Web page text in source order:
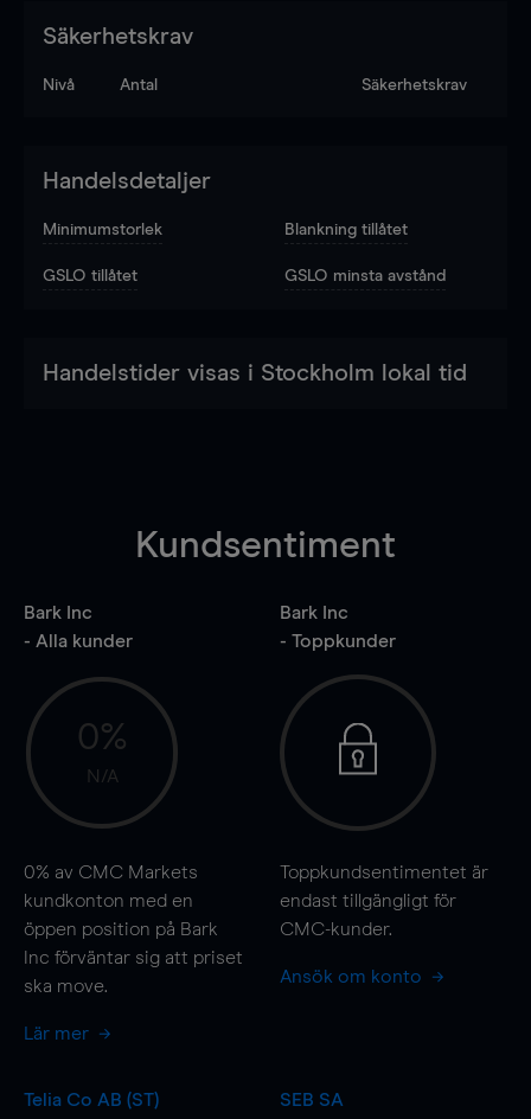
Säkerhetskrav
Nivå Antal Säkerhetskrav
Handelsdetaljer
Minimumstorlek Blankning tillåtet
GSLO tillåtet GSLO minsta avstånd
Handelstider visas i Stockholm lokal tid
Kundsentiment
Bark Inc
- Alla kunder
0%
N/A
0% av CMC Markets
kundkonton med en
öppen position på Bark
Inc förväntar sig att priset
ska move.
Lär mer
Bark Inc
- Toppkunder
Toppkundsentimentet är
endast tillgängligt för
CMC-kunder.
Ansök om konto
Telia Co AB (ST)
SEB SA